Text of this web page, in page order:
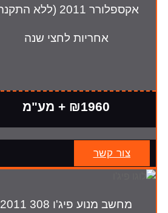
אקספלורר 2011 (ללא התקנה)
אחריות לחצי שנה
₪1960 + מע"מ
צור קשר
מחשב מנוע פיג'ו 308 2011